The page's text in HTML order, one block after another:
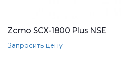
Zomo SCX-1800 Plus NSE
Запросить цену